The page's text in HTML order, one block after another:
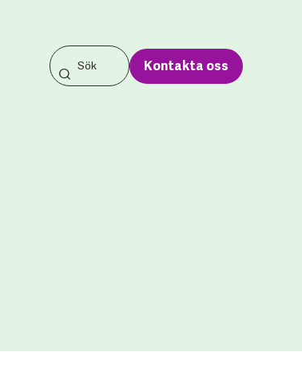
Kontakta oss